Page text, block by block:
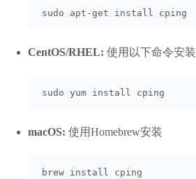
sudo apt-get install cping
CentOS/RHEL: 使用以下命令安装
sudo yum install cping
macOS: 使用Homebrew安装
brew install cping